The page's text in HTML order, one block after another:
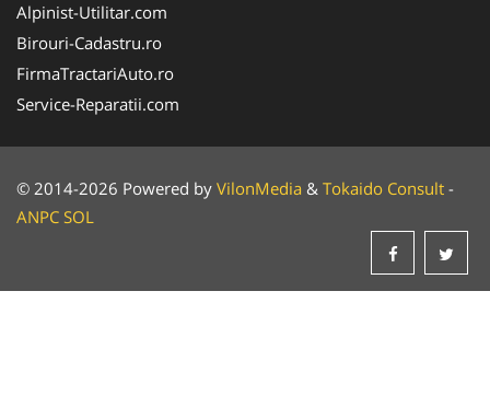
Alpinist-Utilitar.com
Birouri-Cadastru.ro
FirmaTractariAuto.ro
Service-Reparatii.com
© 2014-2026 Powered by VilonMedia & Tokaido Consult -
ANPC SOL